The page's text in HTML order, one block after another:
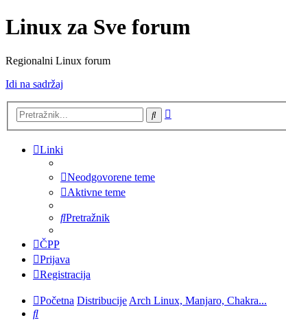
Linux za Sve forum
Regionalni Linux forum
Idi na sadržaj
Pretražnik
Linki
Neodgovorene teme
Aktivne teme
Pretražnik
ČPP
Prijava
Registracija
Početna DistribucijeArch Linux, Manjaro, Chakra...
Pretražnik